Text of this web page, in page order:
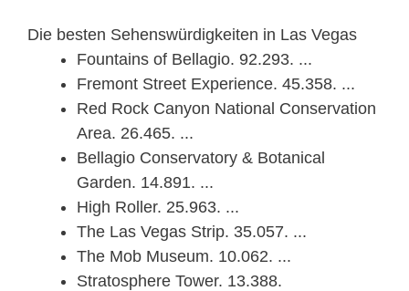
Die besten Sehenswürdigkeiten in Las Vegas
Fountains of Bellagio. 92.293. ...
Fremont Street Experience. 45.358. ...
Red Rock Canyon National Conservation
Area. 26.465. ...
Bellagio Conservatory & Botanical
Garden. 14.891. ...
High Roller. 25.963. ...
The Las Vegas Strip. 35.057. ...
The Mob Museum. 10.062. ...
Stratosphere Tower. 13.388.